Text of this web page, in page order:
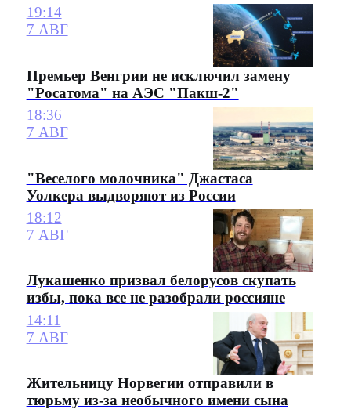
19:14
7 АВГ
Премьер Венгрии не исключил замену
"Росатома" на АЭС "Пакш-2"
18:36
7 АВГ
"Веселого молочника" Джастаса
Уолкера выдворяют из России
18:12
7 АВГ
Лукашенко призвал белорусов скупать
избы, пока все не разобрали россияне
14:11
7 АВГ
Жительницу Норвегии отправили в
тюрьму из-за необычного имени сына